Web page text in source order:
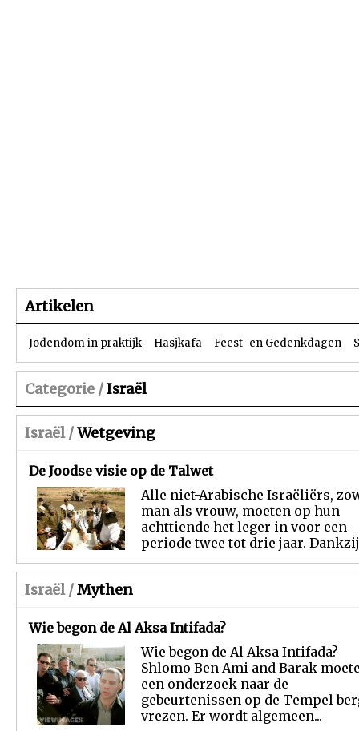
Artikelen
Jodendom in praktijk Hasjkafa Feest- en Gedenkdagen
Categorie /Israël
Israël /Wetgeving
De Joodse visie op de Talwet
Alle niet-Arabische Israëliërs,
man als vrouw, moeten op hun
achttiende het leger in voor een
periode twee tot drie jaar.
Israël /Mythen
Wie begon de Al Aksa Intifada?
Wie begon de Al Aksa Intifada?
Shlomo Ben Ami and Barak
een onderzoek naar de
gebeurtenissen op de Tempel
vrezen. Er wordt algemeen...